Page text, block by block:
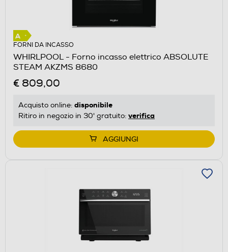
FORNI DA INCASSO
WHIRLPOOL - Forno incasso elettrico ABSOLUTE
STEAM AKZMS 8680
€ 809,00
Acquisto online: disponibile
Ritiro in negozio in 30' gratuito: verifica
AGGIUNGI